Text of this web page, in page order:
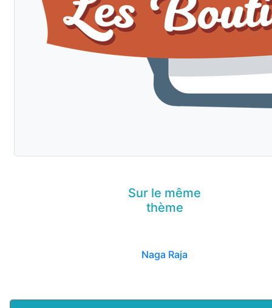
Sur le même
thème
Naga Raja